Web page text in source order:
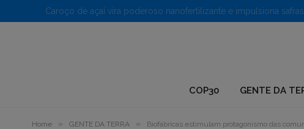
COP30 GENTE DA
Home » GENTE DA TERRA » Biofábricas estimulam protagonismo das